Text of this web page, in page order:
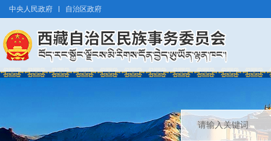
中央人民政府 自治区政府